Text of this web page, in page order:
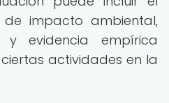
de impacto ambiental,
y evidencia empírica
actividades en la